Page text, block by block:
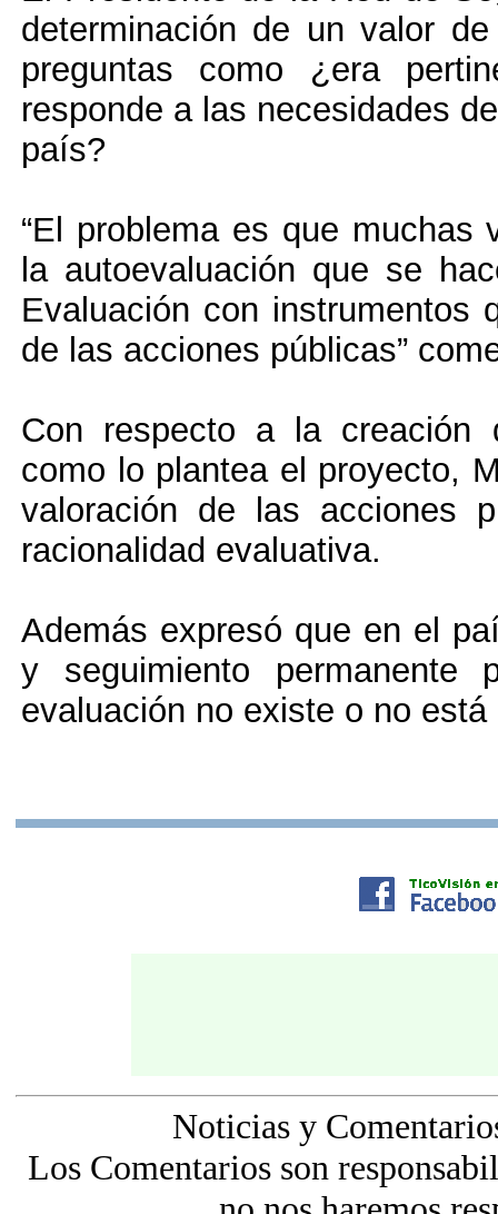
determinación de un valor
preguntas como ¿era
responde a las necesidades
país?
“El problema es que
la autoevaluación que se
Evaluación con
de las acciones públicas”
Con respecto a la creación
como lo plantea el proyecto,
valoración de las acciones
racionalidad evaluativa.
Además expresó que en el
y seguimiento
evaluación no existe o no está
Noticias y
Los Comentarios son